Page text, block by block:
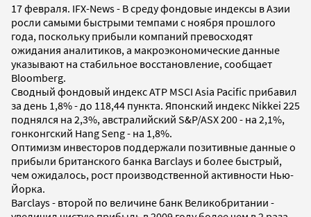
17 февраля. IFX-News - В среду фондовые индексы в Азии
росли самыми быстрыми темпами с ноября прошлого
года, поскольку прибыли компаний превосходят
ожидания аналитиков, а макроэкономические данные
указывают на стабильное восстановление, сообщает
Bloomberg.
Сводный фондовый индекс АТР MSCI Asia Pacific прибавил
за день 1,8% - до 118,44 пункта. Японский индекс Nikkei 225
поднялся на 2,3%, австралийский S&P/ASX 200 - на 2,1%,
гонконгский Hang Seng - на 1,8%.
Оптимизм инвесторов поддержали позитивные данные о
прибыли британского банка Barclays и более быстрый,
чем ожидалось, рост производственной активности Нью-
Йорка.
Barclays - второй по величине банк Великобритании -